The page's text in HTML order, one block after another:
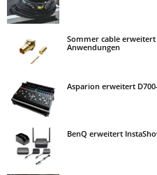
Sommer cable
Anwendungen
Asparion erweitert
BenQ erweitert